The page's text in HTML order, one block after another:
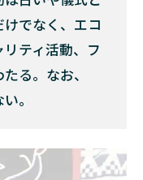
でなく、エコ
ティ活動、フ
る。なお、
。